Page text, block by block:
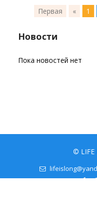
Первая « 1
Новости
Пока новостей нет
© LIFE